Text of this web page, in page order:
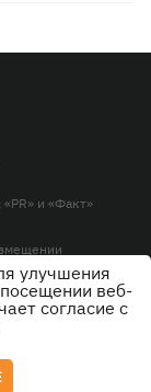
и «Факт»
улучшения
веб-
согласие с